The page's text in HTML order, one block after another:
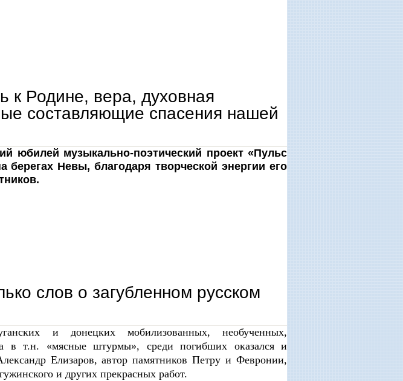
к Родине, вера, духовная
составляющие спасения нашей
юбилей музыкально-поэтический проект «Пульс
берегах Невы, благодаря творческой энергии его
слов о загубленном русском
и донецких мобилизованных, необученных,
в т.н. «мясные штурмы», среди погибших оказался и
Елизаров, автор памятников Петру и Февронии,
и других прекрасных работ.